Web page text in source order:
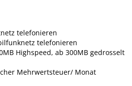
telefonieren
telefonieren
Highspeed, ab 300MB gedrosselt
Mehrwertsteuer/ Monat